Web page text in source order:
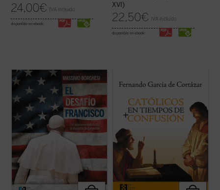
24,00€ IVA incluido
disponible en ebook:
XVI)
22,50€ IVA incluido
disponible en ebook:
Borghesi analiza el drama interno que hoy
desgarra a la Iglesia —que transita entre el
neoconservadurismo y el «hospital de
campaña»—, sus orígenes y sus
protagonistas, y el riesgo de que pueda
conducir a un «cisma» ...
(ver ficha)
tiempos de confusión, el nuevo libro de
tradición cristiana vuelva a ser la
referencia que nos defina, de tal ...(ver
ficha)